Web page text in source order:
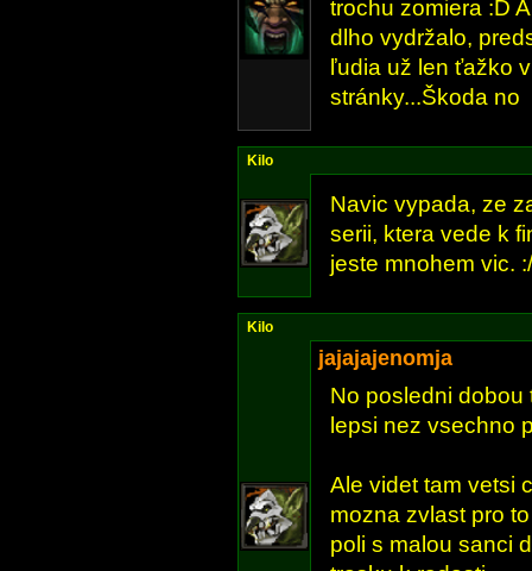
trochu zomiera :D
dlho vydržalo,
ľudia už len ťažko
stránky...Škoda no
Kilo
Navic vypada, ze
serii, ktera vede k
jeste mnohem vic. :/
Kilo
jajajajenomja
No posledni dobou
lepsi nez vsechno
Ale videt tam vetsi
mozna zvlast pro
poli s malou sanci